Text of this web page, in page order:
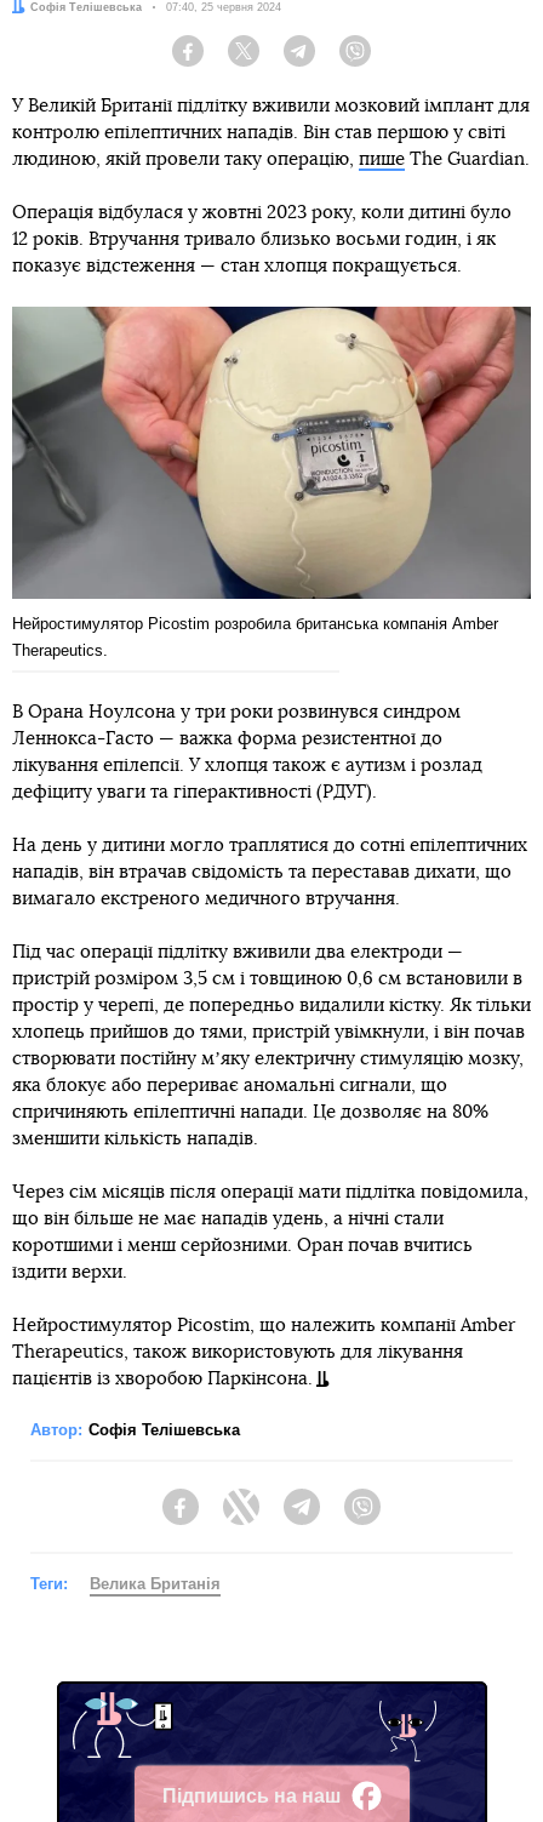
Автор:
Софія Телішевська Дата:
07:40, 25 червня 2024
Facebook Twitter Telegram
У Великій Британії підлітку вживили мозковий імплант для
контролю епілептичних нападів. Він став першою у світі
людиною, якій провели таку операцію, пише The Guardian.
Операція відбулася у жовтні 2023 року, коли дитині було
12 років. Втручання тривало близько восьми годин, і як
показує відстеження — стан хлопця покращується.
Нейростимулятор Picostim розробила британська компанія Amber
Therapeutics.
В Орана Ноулсона у три роки розвинувся синдром
Леннокса-Гасто — важка форма резистентної до
лікування епілепсії. У хлопця також є аутизм і розлад
дефіциту уваги та гіперактивності (РДУГ).
На день у дитини могло траплятися до сотні епілептичних
нападів, він втрачав свідомість та переставав дихати, що
вимагало екстреного медичного втручання.
Під час операції підлітку вживили два електроди —
пристрій розміром 3,5 см і товщиною 0,6 см встановили в
простір у черепі, де попередньо видалили кістку. Як тільки
хлопець прийшов до тями, пристрій увімкнули, і він почав
створювати постійну мʼяку електричну стимуляцію мозку,
яка блокує або перериває аномальні сигнали, що
спричиняють епілептичні напади. Це дозволяє на 80%
зменшити кількість нападів.
Через сім місяців після операції мати підлітка повідомила,
що він більше не має нападів удень, а нічні стали
коротшими і менш серйозними. Оран почав вчитись
їздити верхи.
Нейростимулятор Picostim, що належить компанії Amber
Therapeutics, також використовують для лікування
пацієнтів із хворобою Паркінсона.
Автор: Софія Телішевська
FacebookTwitter Telegram
Теги: Велика Британія
Підпишись на наш
Facebook